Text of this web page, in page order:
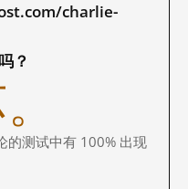
charlie-
？
测试中有 100% 出现